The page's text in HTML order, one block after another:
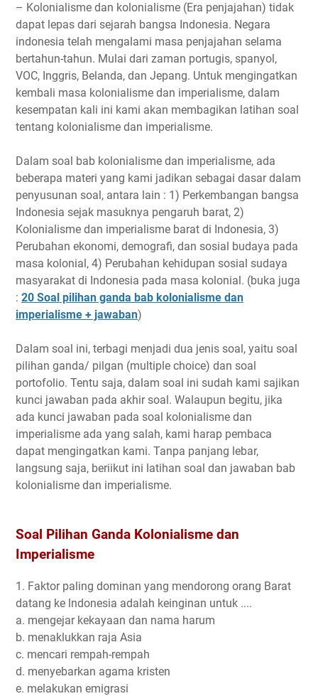
– Kolonialisme dan kolonialisme (Era penjajahan) tidak
dapat lepas dari sejarah bangsa Indonesia. Negara
indonesia telah mengalami masa penjajahan selama
bertahun-tahun. Mulai dari zaman portugis, spanyol,
VOC, Inggris, Belanda, dan Jepang. Untuk mengingatkan
kembali masa kolonialisme dan imperialisme, dalam
kesempatan kali ini kami akan membagikan latihan soal
tentang kolonialisme dan imperialisme.
Dalam soal bab kolonialisme dan imperialisme, ada
beberapa materi yang kami jadikan sebagai dasar dalam
penyusunan soal, antara lain : 1) Perkembangan bangsa
Indonesia sejak masuknya pengaruh barat, 2)
Kolonialisme dan imperialisme barat di Indonesia, 3)
Perubahan ekonomi, demografi, dan sosial budaya pada
masa kolonial, 4) Perubahan kehidupan sosial sudaya
masyarakat di Indonesia pada masa kolonial. (buka juga
: 20 Soal pilihan ganda bab kolonialisme dan
imperialisme + jawaban)
Dalam soal ini, terbagi menjadi dua jenis soal, yaitu soal
pilihan ganda/ pilgan (multiple choice) dan soal
portofolio. Tentu saja, dalam soal ini sudah kami sajikan
kunci jawaban pada akhir soal. Walaupun begitu, jika
ada kunci jawaban pada soal kolonialisme dan
imperialisme ada yang salah, kami harap pembaca
dapat mengingatkan kami. Tanpa panjang lebar,
langsung saja, beriikut ini latihan soal dan jawaban bab
kolonialisme dan imperialisme.
Soal Pilihan Ganda Kolonialisme dan
Imperialisme
1. Faktor paling dominan yang mendorong orang Barat
datang ke lndonesia adalah keinginan untuk ....
a. mengejar kekayaan dan nama harum
b. menaklukkan raja Asia
c. mencari rempah-rempah
d. menyebarkan agama kristen
e. melakukan emigrasi